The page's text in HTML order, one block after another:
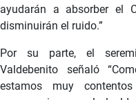
ayudarán a absorber el
disminuirán el ruido.”
Por su parte, el
Valdebenito señaló
estamos muy